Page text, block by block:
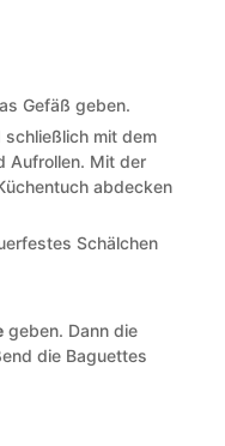
Gefäß geben.
schließlich mit dem
Aufrollen. Mit der
abdecken
Schälchen
geben. Dann die
die Baguettes